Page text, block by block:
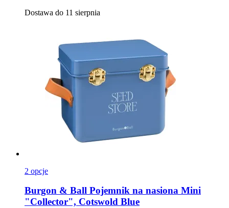
Dostawa do 11 sierpnia
2 opcje
Burgon & Ball Pojemnik na nasiona Mini
"Collector", Cotswold Blue